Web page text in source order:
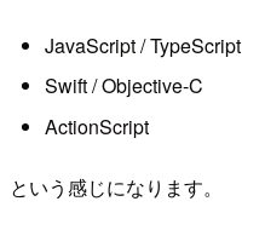
JavaScript / TypeScript
Swift / Objective-C
ActionScript
という感じになります。